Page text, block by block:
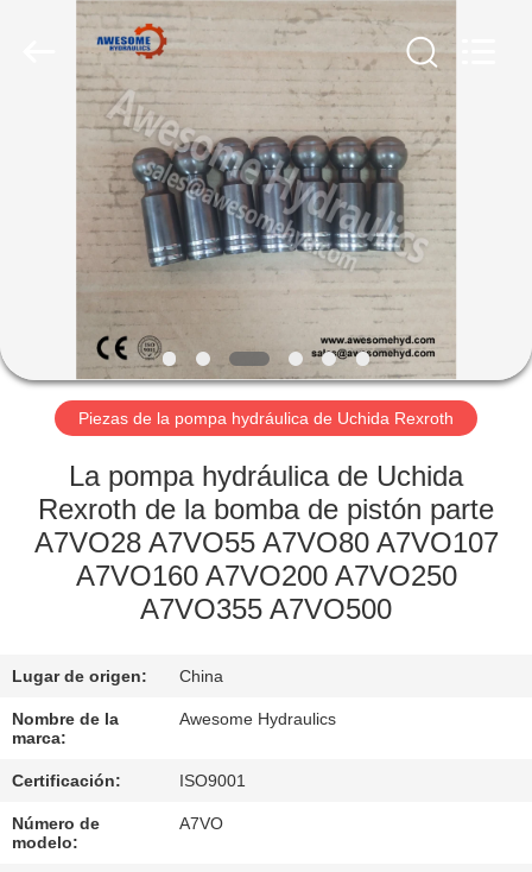
HOGAR
PRODUCTOS
SOBRE
NOSOTROS
VIAJE
FÁBRICA
CONTROL
ÉNTRENOS
EN
CONTACTO
CON
Piezas de la pompa hydráulica de Uchida Rexroth
La pompa hydráulica de Uchida
Rexroth de la bomba de pistón parte
A7VO28 A7VO55 A7VO80 A7VO107
A7VO160 A7VO200 A7VO250
A7VO355 A7VO500
Lugar de origen: China
Nombre de la
marca:
Awesome Hydraulics
Certificación: ISO9001
Número de
modelo:
A7VO